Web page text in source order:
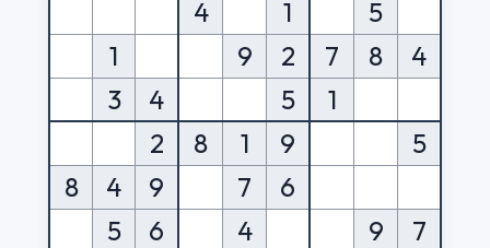
4 1
5
1
9 2 7 8
4
3
4 5
1
2
8 1 9
5
8
4 9 7
6
5
6 4 9
7